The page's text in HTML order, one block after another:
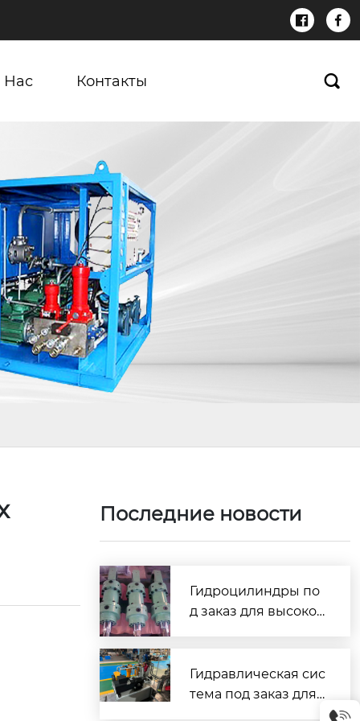
 
Нас Контакты 
Последние новости
Гидроцилиндры по
д заказ для высокоч
стабильности обор
удования на 40%
Гидравлическая сис
тема под заказ для